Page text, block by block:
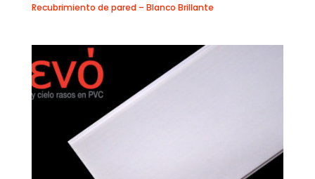
Recubrimiento de pared – Blanco Brillante